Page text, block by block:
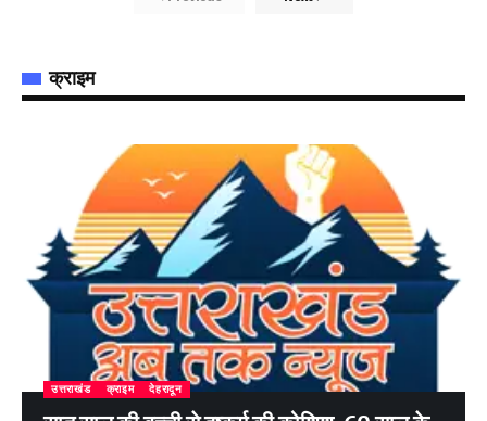
क्राइम
उत्तराखंड क्राइम देहरादून